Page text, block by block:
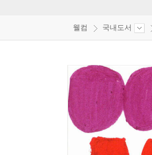
웰컴 국내도서